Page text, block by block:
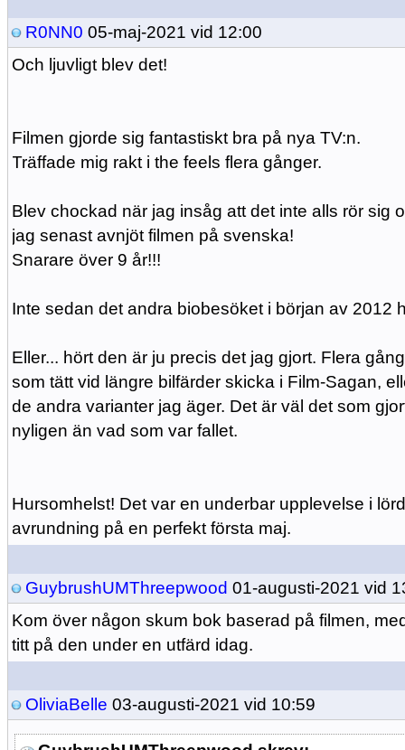
R0NN0 05-maj-2021 vid 12:00
Och ljuvligt blev det!
Filmen gjorde sig fantastiskt bra på nya TV:n.
Träffade mig rakt i the feels flera gånger.
Blev chockad när jag insåg att det inte alls rör sig
jag senast avnjöt filmen på svenska!
Snarare över 9 år!!!
Inte sedan det andra biobesöket i början av 2012
Eller... hört den är ju precis det jag gjort. Flera
som tätt vid längre bilfärder skicka i Film-Sagan,
de andra varianter jag äger. Det är väl det som
nyligen än vad som var fallet.
Hursomhelst! Det var en underbar upplevelse i
avrundning på en perfekt första maj.
GuybrushUMThreepwood 01-augusti-2021 vid
Kom över någon skum bok baserad på filmen,
titt på den under en utfärd idag.
OliviaBelle 03-augusti-2021 vid 10:59